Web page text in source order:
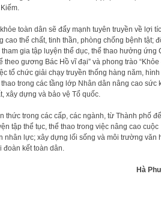
toàn dân sẽ đẩy mạnh tuyên truyền về lợi
cao thể chất, tinh thần, phòng chống bệnh tật;
gia tập luyện thể dục, thể thao hưởng ứng
theo gương Bác Hồ vĩ đại” và phong trào “Khỏe
tổ chức giải chạy truyền thống hàng năm, hình
trong các tầng lớp Nhân dân nâng cao sức
xây dựng và bảo vệ Tổ quốc.
thức trong các cấp, các ngành, từ Thành phố
tập thể tục, thể thao trong việc nâng cao cuộc
nhân lực; xây dựng lối sống và môi trường văn
kết toàn dân.
Hà